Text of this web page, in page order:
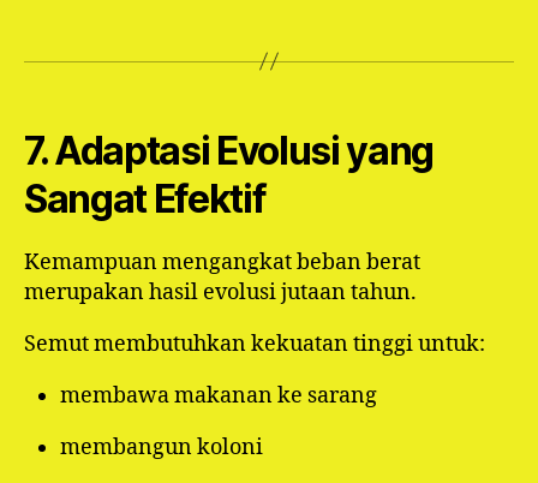
7. Adaptasi Evolusi yang
Sangat Efektif
Kemampuan mengangkat beban berat
merupakan hasil evolusi jutaan tahun.
Semut membutuhkan kekuatan tinggi untuk:
membawa makanan ke sarang
membangun koloni